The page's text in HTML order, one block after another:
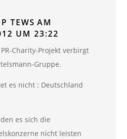
TEWS AM
UM 23:22
Charity-Projekt verbirgt
Gruppe.
es nicht : Deutschland
es sich die
nicht leisten